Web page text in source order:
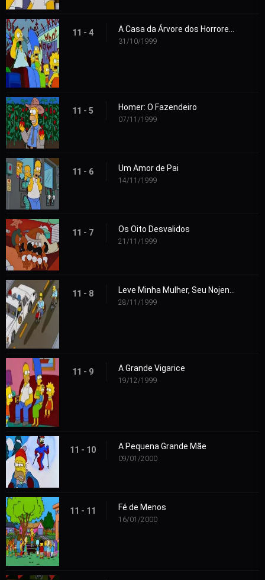
11 - 4
31/10/1999
11 - 5 Homer: O Fazendeiro
07/11/1999
11 - 6 Um Amor de Pai
14/11/1999
11 - 7 Os Oito Desvalidos
21/11/1999
11 - 8
28/11/1999
11 - 9 A Grande Vigarice
19/12/1999
11 - 10 A Pequena Grande Mãe
09/01/2000
11 - 11 Fé de Menos
16/01/2000